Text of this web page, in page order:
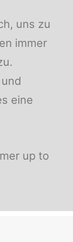
uns zu
immer
eine
up to